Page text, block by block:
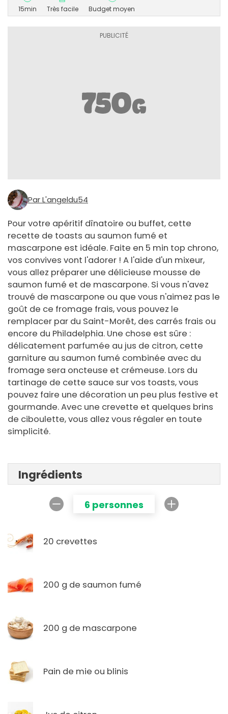
15min Très facile Budget moyen
Par L'angeldu54
Pour votre apéritif dînatoire ou buffet, cette
recette de toasts au saumon fumé et
mascarpone est idéale. Faite en 5 min top chrono,
vos convives vont l'adorer ! A l'aide d'un mixeur,
vous allez préparer une délicieuse mousse de
saumon fumé et de mascarpone. Si vous n'avez
trouvé de mascarpone ou que vous n'aimez pas le
goût de ce fromage frais, vous pouvez le
remplacer par du Saint-Morêt, des carrés frais ou
encore du Philadelphia. Une chose est sûre :
délicatement parfumée au jus de citron, cette
garniture au saumon fumé combinée avec du
fromage sera oncteuse et crémeuse. Lors du
tartinage de cette sauce sur vos toasts, vous
pouvez faire une décoration un peu plus festive et
gourmande. Avec une crevette et quelques brins
de ciboulette, vous allez vous régaler en toute
simplicité.
Ingrédients
6 personnes
20 crevettes
200 g de saumon fumé
200 g de mascarpone
Pain de mie ou blinis